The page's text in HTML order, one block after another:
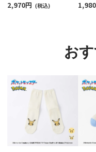
ームカバー ＆ レッグウ
2,970円 (税込)
ーチ
1,980
お